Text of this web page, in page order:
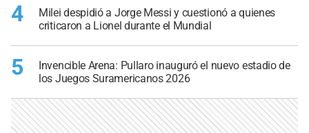
4
Milei despidió a Jorge Messi y cuestionó a quienes
criticaron a Lionel durante el Mundial
5
Invencible Arena: Pullaro inauguró el nuevo estadio de
los Juegos Suramericanos 2026